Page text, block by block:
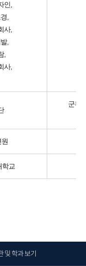
인,
,
사,
,
,
사,
군부
학교
및 학과 보기